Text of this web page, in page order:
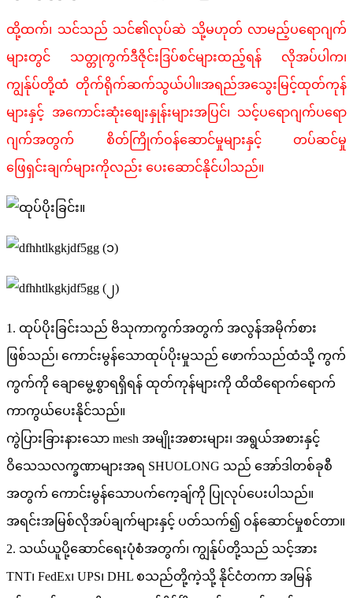
ထို့ထက်၊ သင်သည် သင်၏လုပ်ဆဲ သို့မဟုတ် လာမည့်ပရောဂျက်
များတွင် သတ္တုကွက်ဒီဇိုင်းဒြပ်စင်များထည့်ရန် လိုအပ်ပါက၊
ကျွန်ုပ်တို့ထံ တိုက်ရိုက်ဆက်သွယ်ပါ။အရည်အသွေးမြင့်ထုတ်ကုန်
များနှင့် အကောင်းဆုံးစျေးနှုန်းများအပြင်၊ သင့်ပရောဂျက်ပရော
ဂျက်အတွက် စိတ်ကြိုက်ဝန်ဆောင်မှုများနှင့် တပ်ဆင်မှု
ဖြေရှင်းချက်များကိုလည်း ပေးဆောင်နိုင်ပါသည်။
1. ထုပ်ပိုးခြင်းသည် ဗိသုကာကွက်အတွက် အလွန်အမိုက်စား
ဖြစ်သည်၊ ကောင်းမွန်သောထုပ်ပိုးမှုသည် ဖောက်သည်ထံသို့ ကွက်
ကွက်ကို ချောမွေ့စွာရရှိရန် ထုတ်ကုန်များကို ထိထိရောက်ရောက်
ကာကွယ်ပေးနိုင်သည်။
ကွဲပြားခြားနားသော mesh အမျိုးအစားများ၊ အရွယ်အစားနှင့်
ဝိသေသလက္ခဏာများအရ SHUOLONG သည် အော်ဒါတစ်ခုစီ
အတွက် ကောင်းမွန်သောပက်ကေ့ချ်ကို ပြုလုပ်ပေးပါသည်။
အရင်းအမြစ်လိုအပ်ချက်များနှင့် ပတ်သက်၍ ဝန်ဆောင်မှုစင်တာ။
2. သယ်ယူပို့ဆောင်ရေးပုံစံအတွက်၊ ကျွန်ုပ်တို့သည် သင့်အား
TNT၊ FedEx၊ UPS၊ DHL စသည်တို့ကဲ့သို့ နိုင်ငံတကာ အမြန်